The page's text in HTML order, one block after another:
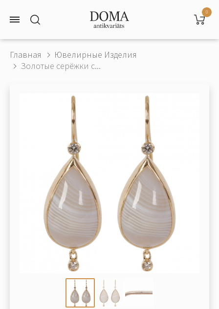
0
Главная
Ювелирные Изделия
Золотые серёжки с...